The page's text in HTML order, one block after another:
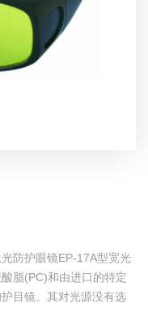
防护眼镜EP-17A型宽光
脂(PC)和由进口的特定
目镜。其对光源没有选